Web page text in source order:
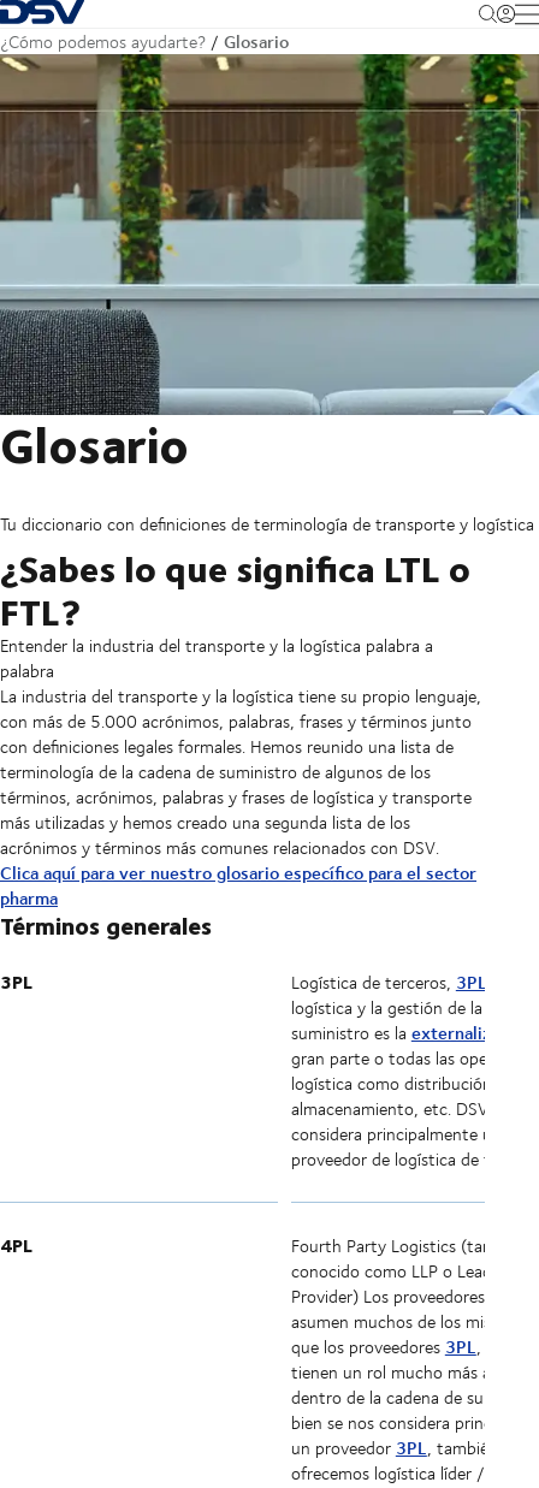
Volver a la página de inicio
¿Cómo podemos ayudarte? Glosario
Glosario
Tu diccionario con definiciones de terminología de transporte y logística
¿Sabes lo que significa LTL o
FTL?
Entender la industria del transporte y la logística palabra a
palabra
La industria del transporte y la logística tiene su propio lenguaje,
con más de 5.000 acrónimos, palabras, frases y términos junto
con definiciones legales formales. Hemos reunido una lista de
terminología de la cadena de suministro de algunos de los
términos, acrónimos, palabras y frases de logística y transporte
más utilizadas y hemos creado una segunda lista de los
acrónimos y términos más comunes relacionados con DSV.
Clica aquí para ver nuestro glosario específico para el sector
pharma
Términos generales
3PL Logística de terceros, 3PL
logística y la gestión de la
suministro es la externalización
gran parte o todas las
logística como distribución,
almacenamiento, etc. DSV se
considera principalmente un
proveedor de logística de
4PL
Fourth Party Logistics (también
conocido como LLP o Lead
Provider) Los proveedores de
asumen muchos de los mismos
que los proveedores 3PL, pero
tienen un rol mucho más amplio
dentro de la cadena de
bien se nos considera
un proveedor 3PL, también
ofrecemos logística líder /